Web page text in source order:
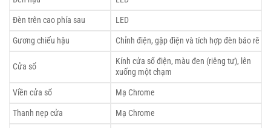
Đèn trên cao phía sau
LED
Gương chiếu hậu
Chỉnh điện, gập điện và tích hợp đèn báo rẽ
Cửa sổ
Kính cửa sổ điện, màu đen (riêng tư), lên
xuống một chạm
Viền cửa sổ
Mạ Chrome
Thanh nẹp cửa
Mạ Chrome